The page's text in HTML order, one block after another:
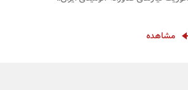
مشاهده